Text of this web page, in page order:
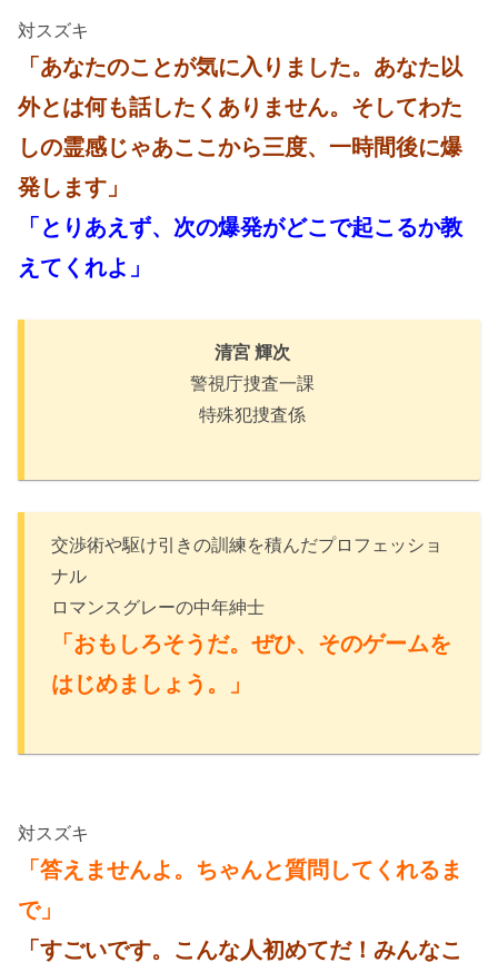
対スズキ
「あなたのことが気に入りました。あなた以
外とは何も話したくありません。そしてわた
しの霊感じゃあここから三度、一時間後に爆
発します」
「とりあえず、次の爆発がどこで起こるか教
えてくれよ」
清宮 輝次
警視庁捜査一課
特殊犯捜査係
交渉術や駆け引きの訓練を積んだプロフェッショ
ナル
ロマンスグレーの中年紳士
「おもしろそうだ。ぜひ、そのゲームを
はじめましょう。」
対スズキ
「答えませんよ。ちゃんと質問してくれるま
で」
「すごいです。こんな人初めてだ！みんなこ